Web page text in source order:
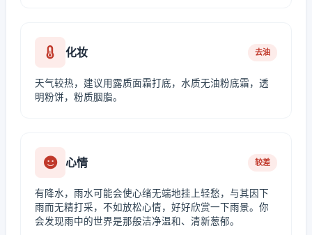
化妆 去油
天气较热，建议用露质面霜打底，水质无油粉底霜，透
明粉饼，粉质胭脂。
心情 较差
有降水，雨水可能会使心绪无端地挂上轻愁，与其因下
雨而无精打采，不如放松心情，好好欣赏一下雨景。你
会发现雨中的世界是那般洁净温和、清新葱郁。